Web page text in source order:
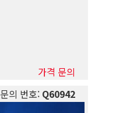
가격 문의
문의 번호:Q60942